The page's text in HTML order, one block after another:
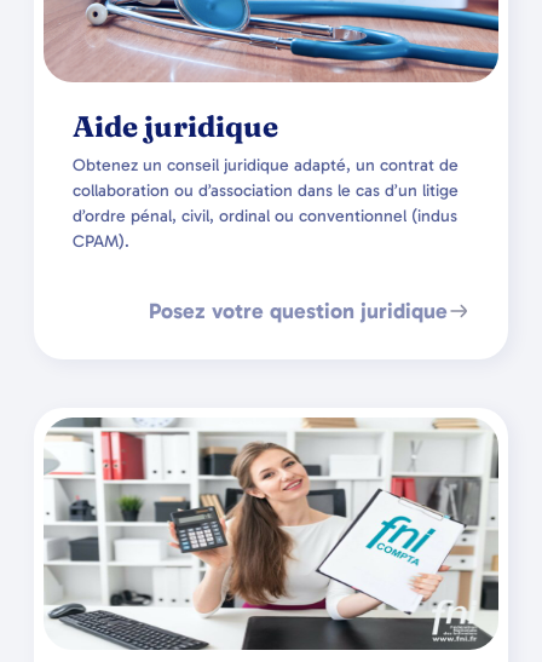
Aide juridique
Obtenez un conseil juridique adapté, un contrat de
collaboration ou d’association dans le cas d’un litige
d’ordre pénal, civil, ordinal ou conventionnel (indus
CPAM).
Posez votre question juridique